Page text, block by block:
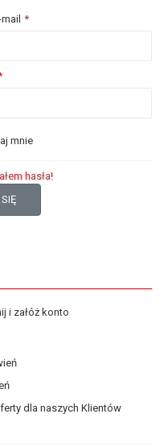
mnie
hasła!
i załóż konto
dla naszych Klientów